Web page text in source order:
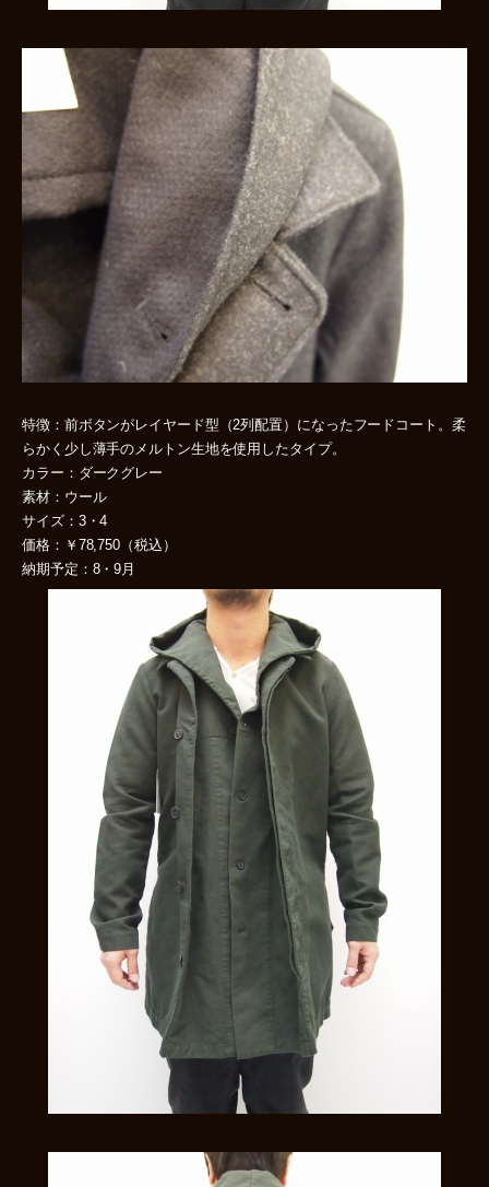
特徴：前ボタンがレイヤード型（2列配置）になったフードコート。柔
らかく少し薄手のメルトン生地を使用したタイプ。
カラー：ダークグレー
素材：ウール
サイズ：3・4
価格：￥78,750（税込）
納期予定：8・9月